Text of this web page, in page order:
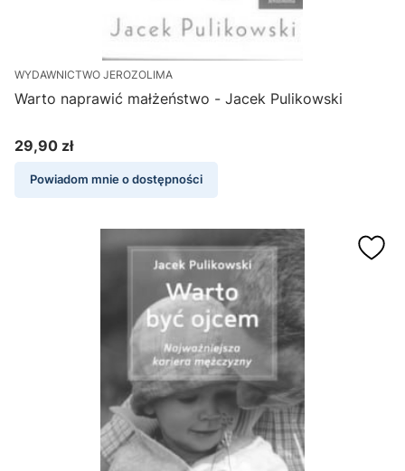
WYDAWNICTWO JEROZOLIMA
Warto naprawić małżeństwo - Jacek Pulikowski
Cena
29,90 zł
Powiadom mnie o dostępności